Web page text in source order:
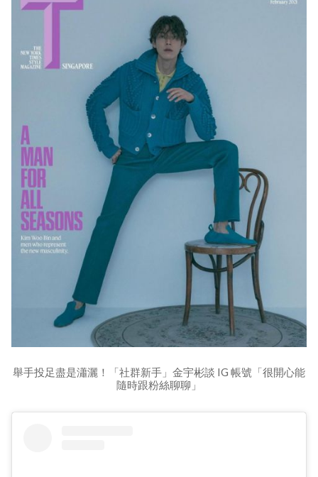
舉手投足盡是瀟灑！「社群新手」金宇彬談 IG 帳號「很開心能
隨時跟粉絲聊聊」